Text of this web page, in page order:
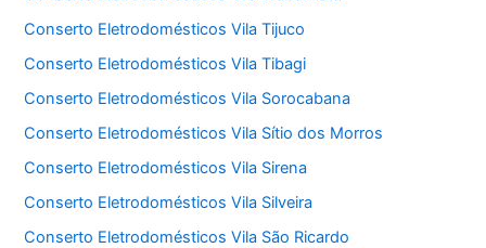
Conserto Eletrodomésticos Vila Tijuco
Conserto Eletrodomésticos Vila Tibagi
Conserto Eletrodomésticos Vila Sorocabana
Conserto Eletrodomésticos Vila Sítio dos Morros
Conserto Eletrodomésticos Vila Sirena
Conserto Eletrodomésticos Vila Silveira
Conserto Eletrodomésticos Vila São Ricardo